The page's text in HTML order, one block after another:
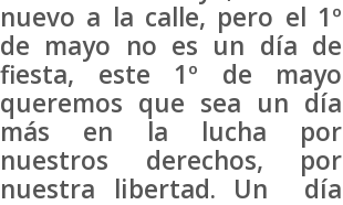
nuevo a la calle, pero el 1º
de mayo no es un día de
fiesta, este 1º de mayo
queremos que sea un día
más en la lucha por
nuestros derechos, por
nuestra libertad. Un día